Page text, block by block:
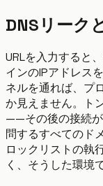
DNSリーク
URLを入力すると
インのIPアドレス
ネルを通れば、プ
か見えません。ト
——その後の接続
問するすべてのド
ロックリストの執
く、そうした環境